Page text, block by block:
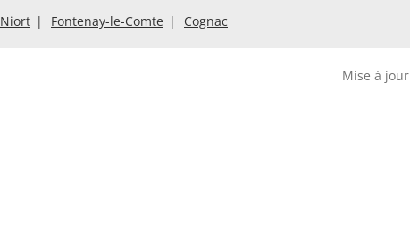
Niort Fontenay-le-Comte Cognac
Mise à